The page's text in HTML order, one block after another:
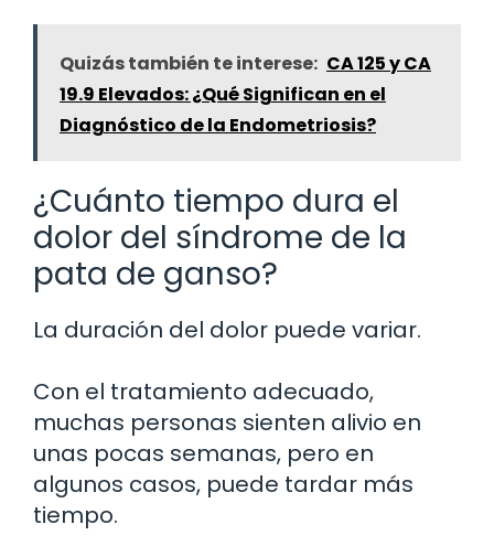
Quizás también te interese: CA 125 y CA
19.9 Elevados: ¿Qué Significan en el
Diagnóstico de la Endometriosis?
¿Cuánto tiempo dura el
dolor del síndrome de la
pata de ganso?
La duración del dolor puede variar.
Con el tratamiento adecuado,
muchas personas sienten alivio en
unas pocas semanas, pero en
algunos casos, puede tardar más
tiempo.